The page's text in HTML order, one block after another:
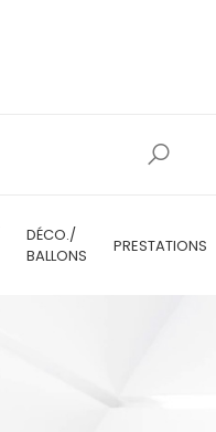
DÉCO./
BALLONS
PRESTATIONS